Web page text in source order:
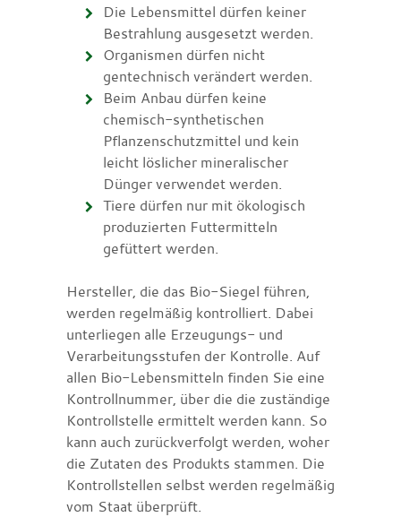
Die Lebensmittel dürfen keiner
Bestrahlung ausgesetzt werden.
Organismen dürfen nicht
gentechnisch verändert werden.
Beim Anbau dürfen keine
chemisch-synthetischen
Pflanzenschutzmittel und kein
leicht löslicher mineralischer
Dünger verwendet werden.
Tiere dürfen nur mit ökologisch
produzierten Futtermitteln
gefüttert werden.
Hersteller, die das Bio-Siegel führen,
werden regelmäßig kontrolliert. Dabei
unterliegen alle Erzeugungs- und
Verarbeitungsstufen der Kontrolle. Auf
allen Bio-Lebensmitteln finden Sie eine
Kontrollnummer, über die die zuständige
Kontrollstelle ermittelt werden kann. So
kann auch zurückverfolgt werden, woher
die Zutaten des Produkts stammen. Die
Kontrollstellen selbst werden regelmäßig
vom Staat überprüft.